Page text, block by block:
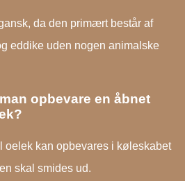
da den primært består af
eddike uden nogen animalske
opbevare en åbnet
oelek kan opbevares i køleskabet
skal smides ud.